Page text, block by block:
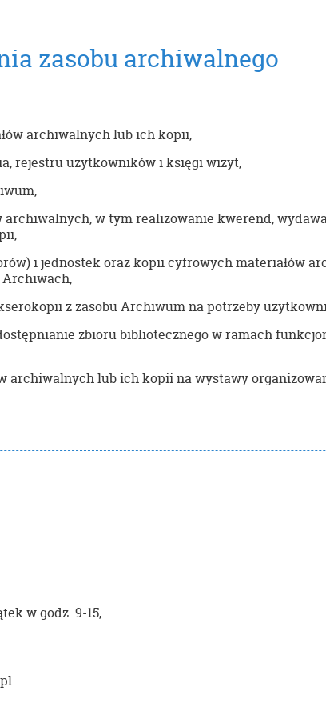
zasobu archiwalnego
archiwalnych lub ich kopii,
rejestru użytkowników i księgi wizyt,
w tym realizowanie kwerend,
i jednostek oraz kopii cyfrowych materiałów
Archiwach,
z zasobu Archiwum na potrzeby
zbioru bibliotecznego w ramach
archiwalnych lub ich kopii na wystawy
w godz. 9-15,